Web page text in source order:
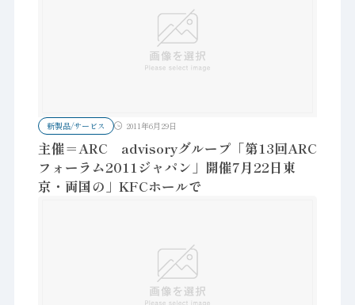
新製品/サービス 2011年6月29日
主催＝ARC advisoryグループ「第13回ARC
フォーラム2011ジャパン」開催7月22日東
京・両国の」KFCホールで